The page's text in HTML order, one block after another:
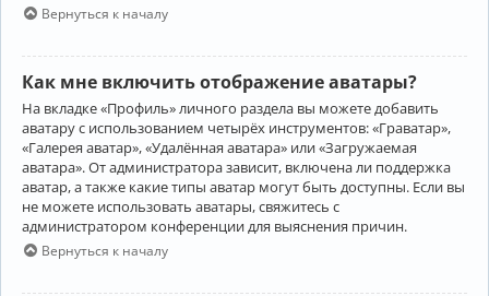
Вернуться к началу
Как мне включить отображение аватары?
На вкладке «Профиль» личного раздела вы можете добавить
аватару с использованием четырёх инструментов: «Граватар»,
«Галерея аватар», «Удалённая аватара» или «Загружаемая
аватара». От администратора зависит, включена ли поддержка
аватар, а также какие типы аватар могут быть доступны. Если вы
не можете использовать аватары, свяжитесь с
администратором конференции для выяснения причин.
Вернуться к началу